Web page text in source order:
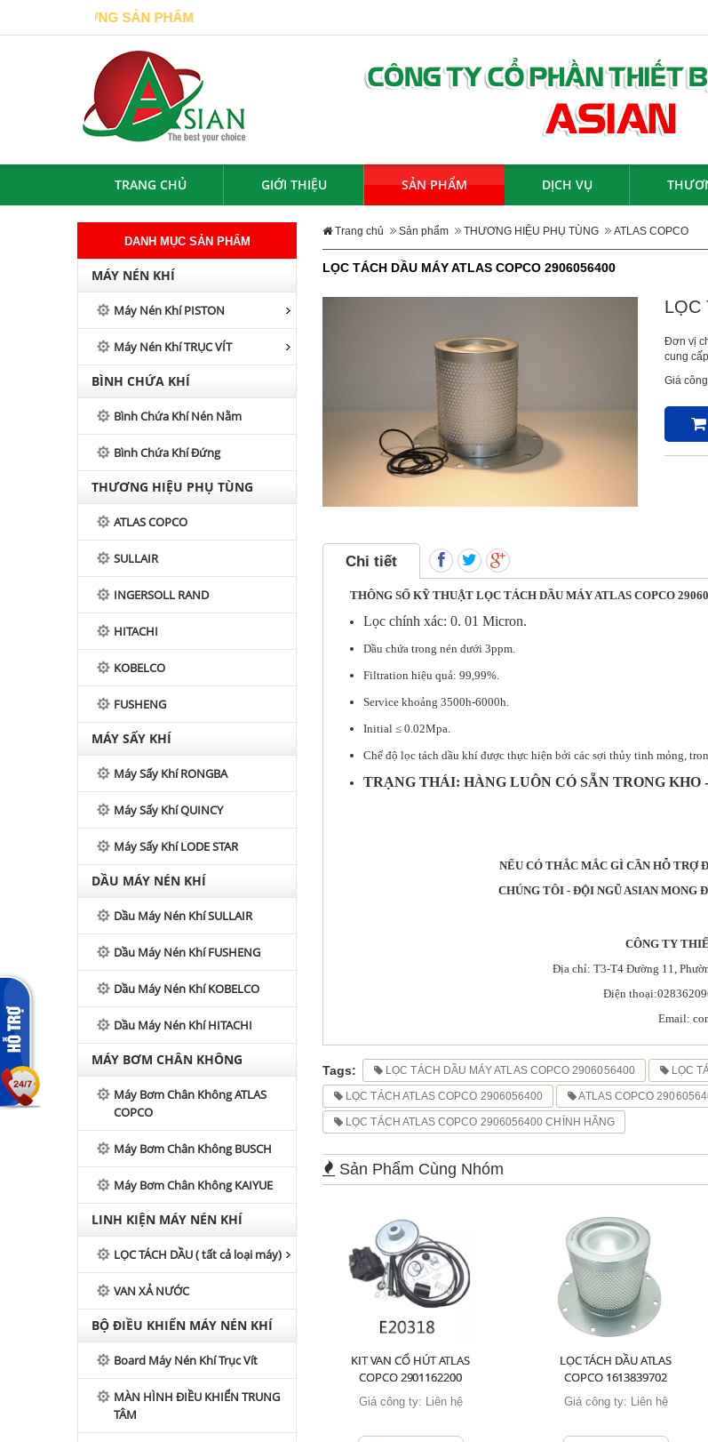
LƯỢNG SẢN PHẨM
TRANG CHỦ GIỚI THIỆU SẢN PHẨM DỊCH VỤ
DANH MỤC SẢN PHẨM
MÁY NÉN KHÍ
Máy Nén Khí PISTON
Máy Nén Khí TRỤC VÍT
BÌNH CHỨA KHÍ
Bình Chứa Khí Nén Nằm
Bình Chứa Khí Đứng
THƯƠNG HIỆU PHỤ TÙNG
ATLAS COPCO
SULLAIR
INGERSOLL RAND
HITACHI
KOBELCO
FUSHENG
MÁY SẤY KHÍ
Máy Sấy Khí RONGBA
Máy Sấy Khí QUINCY
Máy Sấy Khí LODE STAR
DẦU MÁY NÉN KHÍ
Dầu Máy Nén Khí SULLAIR
Dầu Máy Nén Khí FUSHENG
Dầu Máy Nén Khí KOBELCO
Dầu Máy Nén Khí HITACHI
MÁY BƠM CHÂN KHÔNG
Máy Bơm Chân Không ATLAS
COPCO
Máy Bơm Chân Không BUSCH
Máy Bơm Chân Không KAIYUE
LINH KIỆN MÁY NÉN KHÍ
LỌC TÁCH DẦU ( tất cả loại máy)
VAN XẢ NƯỚC
BỘ ĐIỀU KHIỂN MÁY NÉN KHÍ
Board Máy Nén Khí Trục Vít
MÀN HÌNH ĐIỀU KHIỂN TRUNG
TÂM
Trang chủ Sản phẩm THƯƠNG HIỆU PHỤ TÙNG ATLAS COPCO
LỌC TÁCH DẦU MÁY ATLAS COPCO 2906056400
LỌC
Đơn vị
cung
Giá
Chi tiết
THÔNG SỐ KỸ THUẬT LỌC TÁCH DẦU MÁY ATLAS COPCO
Lọc chính xác: 0. 01 Micron.
Dầu chứa trong nén dưới 3ppm.
Filtration hiệu quả: 99,99%.
Service khoảng 3500h-6000h.
Initial ≤ 0.02Mpa.
Chế độ lọc tách dầu khí được thực hiện bởi các sợi thủy tinh mỏng,
TRẠNG THÁI: HÀNG LUÔN CÓ SẴN TRONG KHO
NẾU CÓ THẮC MẮC GÌ CẦN HỖ TRỢ
CHÚNG TÔI - ĐỘI NGŨ ASIAN MONG
CÔNG TY
Địa chỉ: T3-T4 Đường 11,
Điện thoại:
Email:
Tags: LỌC TÁCH DẦU MÁY ATLAS COPCO 2906056400 LỌC
LỌC TÁCH ATLAS COPCO 2906056400 ATLAS COPCO
LỌC TÁCH ATLAS COPCO 2906056400 CHÍNH HÃNG
Sản Phẩm Cùng Nhóm
KIT VAN CỔ HÚT ATLAS
COPCO 2901162200
Giá công ty: Liên hệ
LỌC TÁCH DẦU ATLAS
COPCO ​​​​​​1613839702
Giá công ty: Liên hệ